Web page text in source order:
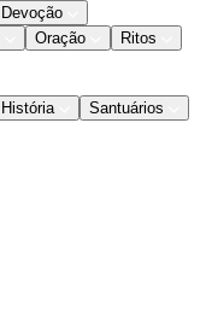
Devoção
Oração
Ritos
História
Santuários